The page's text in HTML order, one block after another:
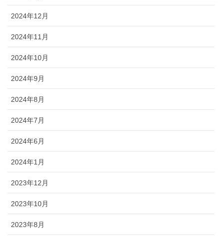
2024年12月
2024年11月
2024年10月
2024年9月
2024年8月
2024年7月
2024年6月
2024年1月
2023年12月
2023年10月
2023年8月